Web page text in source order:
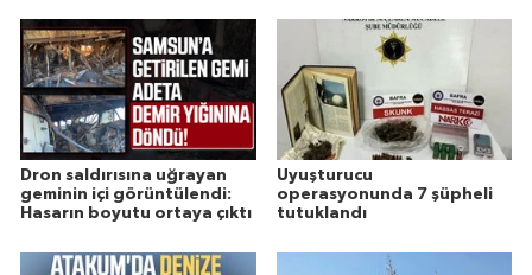
Dron saldırısına uğrayan
geminin içi görüntülendi:
Hasarın boyutu ortaya çıktı
Uyuşturucu
operasyonunda 7 şüpheli
tutuklandı